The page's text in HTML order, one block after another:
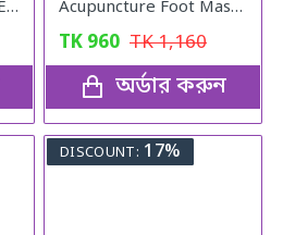
ADJUSTABLE POSTURE Back Support Belt (UNISEX) Acupuncture Foot Massager
TK 960 TK1,160
অর্ডার করুন
DISCOUNT: 17%